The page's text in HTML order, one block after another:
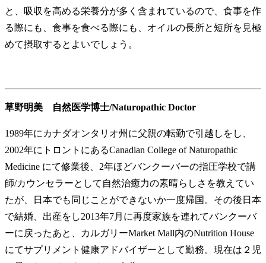
と、吸収を高める栄養分が多く含まれているので、食事を作
る際にも、食事を食べる際にも、オイルの長所と短所を見極
めて摂取するとよいでしょう。
草野明美 自然医学博士/Naturopathic Doctor
1989年にカナダオンタリオ州に父親の転勤で引越しをし、
2002年にトロントにあるCanadian College of Naturopathic
Medicine にて修業後、2年ほどバンクーバーの指圧学校で講
師/カウンセラーとして自然治癒力の素晴らしさを教えてい
たが、日本でも同じことができないか一度帰国。その後日本
で結婚、出産をし2013年7月に再度家族を連れてバンクーバ
ーに戻ったあと、カルガリーMarket Mall内のNutrition House
にてサプリメント健康アドバイザーとして勤務。現在は２児